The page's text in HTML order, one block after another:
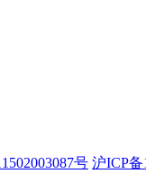
号 沪ICP备